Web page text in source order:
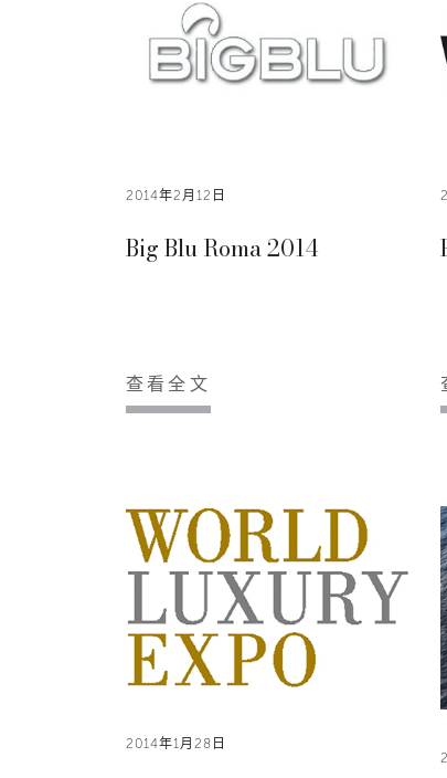
2014年2月12日
Big Blu Roma 2014
查看全文
2014年1月28日